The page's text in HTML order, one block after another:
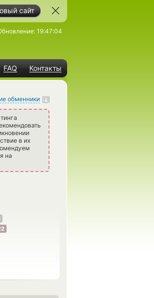
сайт
FAQ Контакты
19:47:04
в их
на
обменники